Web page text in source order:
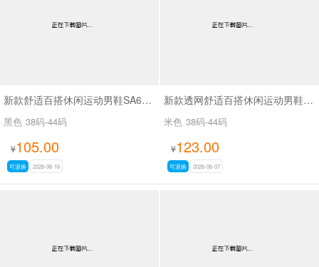
新款舒适百搭休闲运动男鞋SA63817
黑色 38码-44码
¥105.00
可退换 2026-06-16
新款透网舒适百搭休闲运动男鞋SA756
米色 38码-44码
¥123.00
可退换 2026-06-07